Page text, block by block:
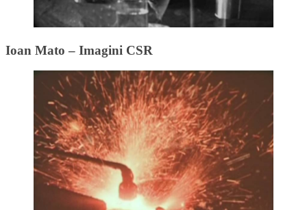
Ioan Mato – Imagini CSR